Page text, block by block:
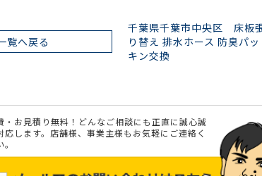
覧へ戻る
千葉県千葉市中央区 床板
り替え 排水ホース 防臭パッ
キン交換
・お見積り無料！どんなご相談にも正直に誠心誠
応します。店舗様、事業主様もお気軽にご連絡く